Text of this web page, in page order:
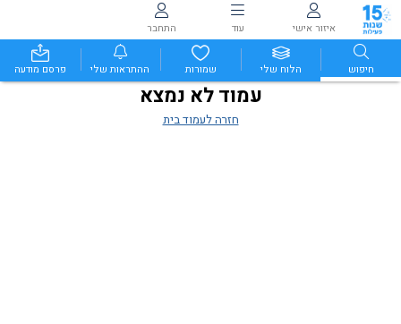
איזור אישי עוד התחבר
חיפוש הלוח שלי שמורות ההתראות שלי פרסם מודעה
עמוד לא נמצא
חזרה לעמוד בית